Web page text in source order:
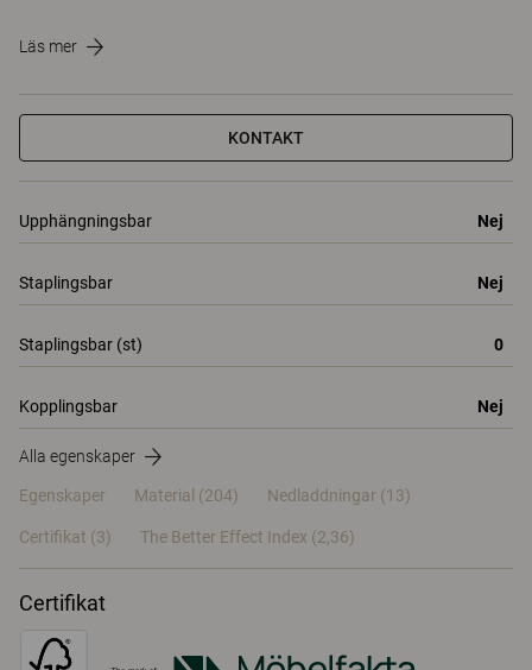
Läs mer
KONTAKT
Upphängningsbar Nej
Staplingsbar Nej
Staplingsbar (st) 0
Kopplingsbar Nej
Alla egenskaper
Egenskaper Material (204) Nedladdningar (13)
Certifikat (3) The Better Effect Index (2,36)
Certifikat